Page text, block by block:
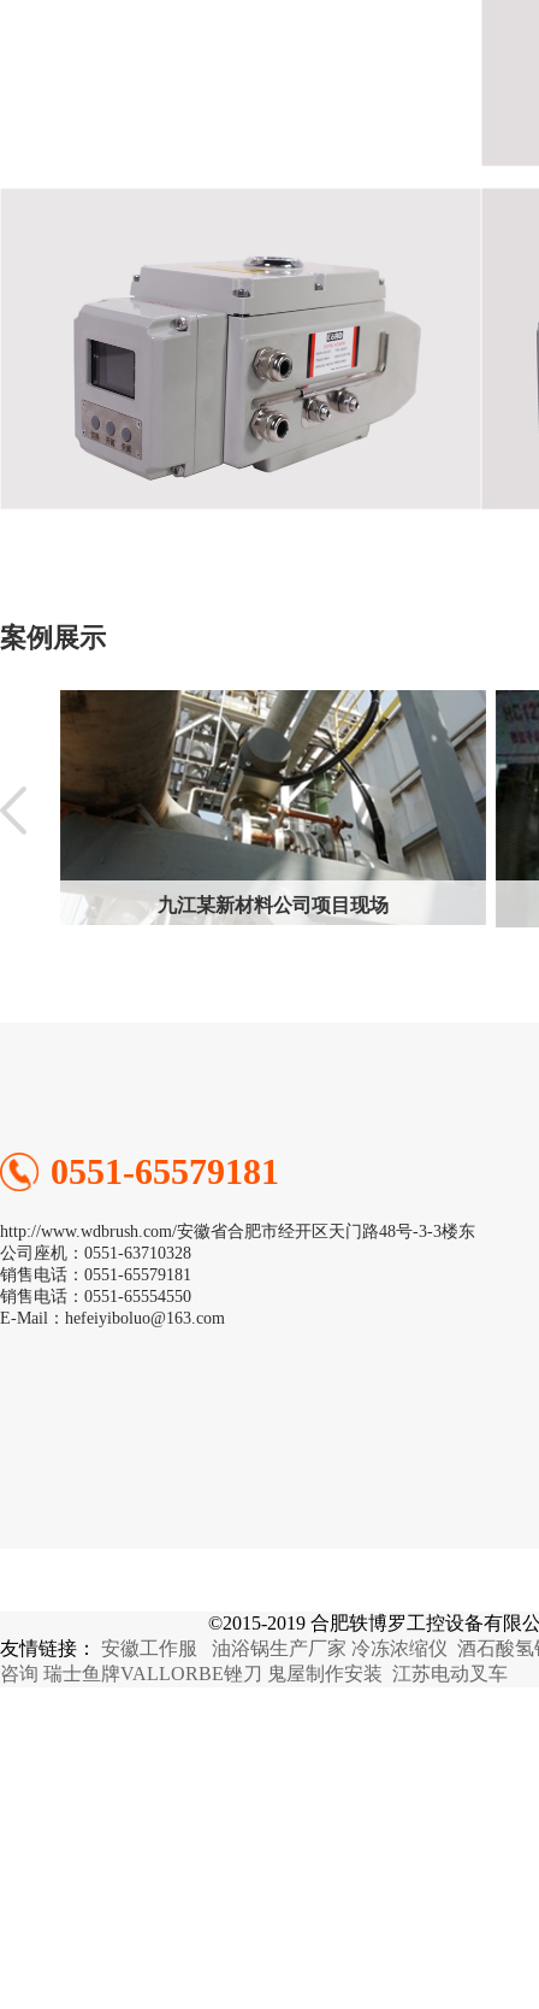
案例展示
九江某新材料公司项目现场
0551-65579181
http://www.wdbrush.com/安徽省合肥市经开区天门路48号-3-3楼东
公司座机：0551-63710328
销售电话：0551-65579181
销售电话：0551-65554550
E-Mail：hefeiyiboluo@163.com
©2015-2019 合肥轶博罗工控设备有限
友情链接： 安徽工作服 油浴锅生产厂家 冷冻浓缩仪 酒石酸氢
咨询 瑞士鱼牌VALLORBE锉刀 鬼屋制作安装 江苏电动叉车